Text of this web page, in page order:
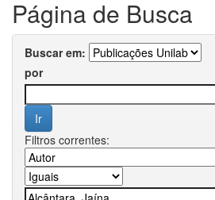
Página de Busca
Buscar em:
por
Filtros correntes: